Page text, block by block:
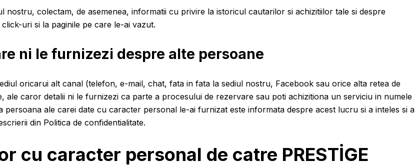
colectam, de asemenea, informatii cu privire la istoricul cautarilor si achizitiilor tale si despre
uri si la paginile pe care le-ai vazut.
ni le furnizezi despre alte persoane
oricarui alt canal (telefon, e-mail, chat, fata in fata la sediul nostru, Facebook sau orice alta retea de
caror detalii ni le furnizezi ca parte a procesului de rezervare sau poti achizitiona un serviciu in numele
persoana ale carei date cu caracter personal le-ai furnizat este informata despre acest lucru si a inteles si a
din Politica de confidentialitate.
cu caracter personal de catre PRESTİGE